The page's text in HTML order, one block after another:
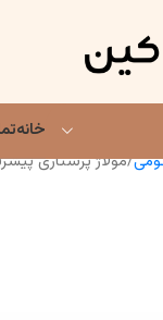
خانه
مولاژ پرستاری